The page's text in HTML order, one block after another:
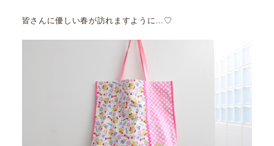
皆さんに優しい春が訪れますように…♡